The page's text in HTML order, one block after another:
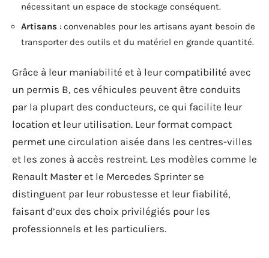
nécessitant un espace de stockage conséquent.
Artisans : convenables pour les artisans ayant besoin de
transporter des outils et du matériel en grande quantité.
Grâce à leur maniabilité et à leur compatibilité avec
un permis B, ces véhicules peuvent être conduits
par la plupart des conducteurs, ce qui facilite leur
location et leur utilisation. Leur format compact
permet une circulation aisée dans les centres-villes
et les zones à accès restreint. Les modèles comme le
Renault Master et le Mercedes Sprinter se
distinguent par leur robustesse et leur fiabilité,
faisant d’eux des choix privilégiés pour les
professionnels et les particuliers.